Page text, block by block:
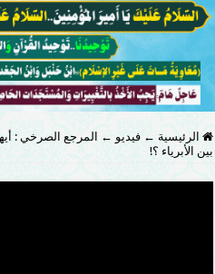
الرئيسية ← فيديو ← المرجع ‫‏الصرخي‬ :
بين الأبرياء ؟!